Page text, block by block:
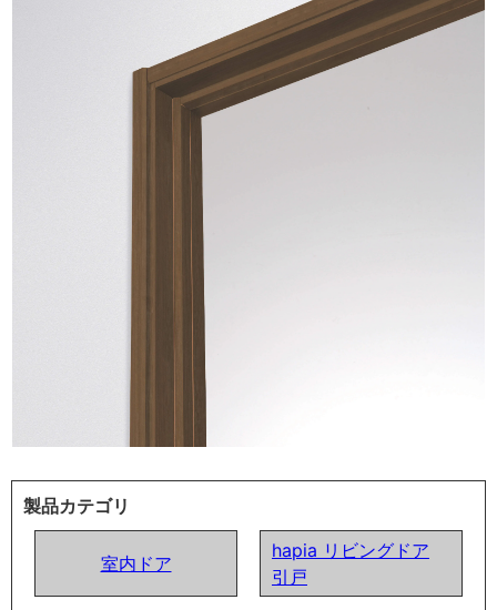
製品カテゴリ
室内ドア
hapia リビングドア
引戸